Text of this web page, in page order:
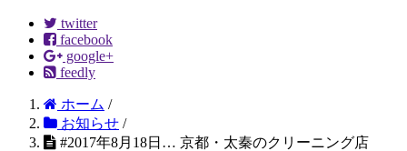
twitter
facebook
google+
feedly
ホーム /
お知らせ /
#2017年8月18日… 京都・太秦のクリーニング店